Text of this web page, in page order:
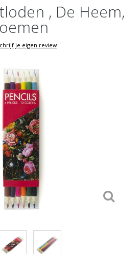
, De Heem,
je eigen review